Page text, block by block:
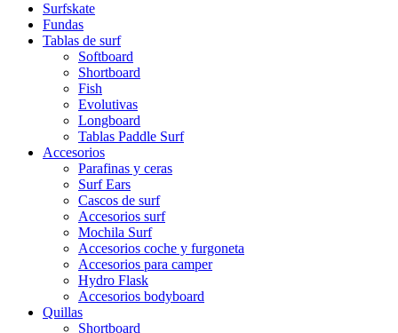
Surfskate
Fundas
Tablas de surf
Softboard
Shortboard
Fish
Evolutivas
Longboard
Tablas Paddle Surf
Accesorios
Parafinas y ceras
Surf Ears
Cascos de surf
Accesorios surf
Mochila Surf
Accesorios coche y furgoneta
Accesorios para camper
Hydro Flask
Accesorios bodyboard
Quillas
Shortboard